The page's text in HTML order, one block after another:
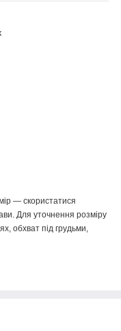
— скористатися
Для уточнення розміру
обхват під грудьми,